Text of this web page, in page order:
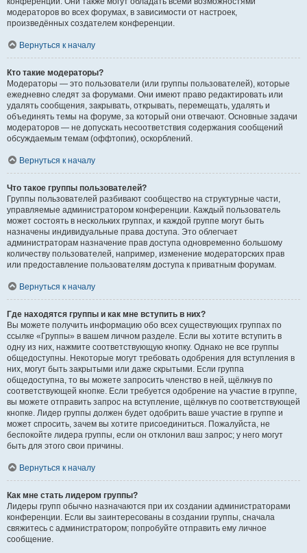
модераторов во всех форумах, в зависимости от настроек,
произведённых создателем конференции.
Вернуться к началу
Кто такие модераторы?
Модераторы — это пользователи (или группы пользователей), которые
ежедневно следят за форумами. Они имеют право редактировать или
удалять сообщения, закрывать, открывать, перемещать, удалять и
объединять темы на форуме, за который они отвечают. Основные задачи
модераторов — не допускать несоответствия содержания сообщений
обсуждаемым темам (оффтопик), оскорблений.
Вернуться к началу
Что такое группы пользователей?
Группы пользователей разбивают сообщество на структурные части,
управляемые администратором конференции. Каждый пользователь
может состоять в нескольких группах, и каждой группе могут быть
назначены индивидуальные права доступа. Это облегчает
администраторам назначение прав доступа одновременно большому
количеству пользователей, например, изменение модераторских прав
или предоставление пользователям доступа к приватным форумам.
Вернуться к началу
Где находятся группы и как мне вступить в них?
Вы можете получить информацию обо всех существующих группах по
ссылке «Группы» в вашем личном разделе. Если вы хотите вступить в
одну из них, нажмите соответствующую кнопку. Однако не все группы
общедоступны. Некоторые могут требовать одобрения для вступления в
них, могут быть закрытыми или даже скрытыми. Если группа
общедоступна, то вы можете запросить членство в ней, щёлкнув по
соответствующей кнопке. Если требуется одобрение на участие в группе,
вы можете отправить запрос на вступление, щёлкнув по соответствующей
кнопке. Лидер группы должен будет одобрить ваше участие в группе и
может спросить, зачем вы хотите присоединиться. Пожалуйста, не
беспокойте лидера группы, если он отклонил ваш запрос; у него могут
быть для этого свои причины.
Вернуться к началу
Как мне стать лидером группы?
Лидеры групп обычно назначаются при их создании администраторами
конференции. Если вы заинтересованы в создании группы, сначала
свяжитесь с администратором; попробуйте отправить ему личное
сообщение.